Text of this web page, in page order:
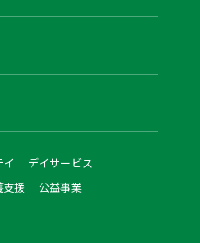
デイサービス
支援
公益事業